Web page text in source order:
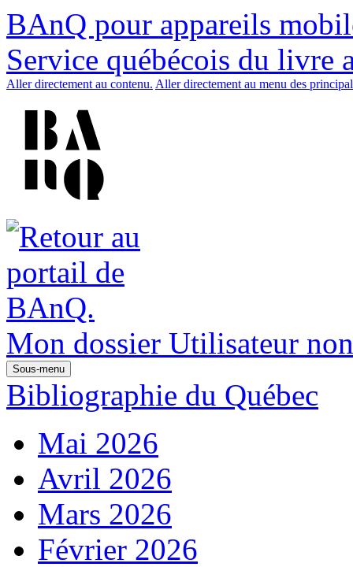
BAnQ pour appareils
Service québécois du livre
Aller directement au contenu. Aller directement au menu des
Mon dossier Utilisateur
Sous-menu
Bibliographie du Québec
Mai 2026
Avril 2026
Mars 2026
Février 2026